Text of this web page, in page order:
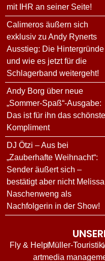
mit IHR an seiner Seite!
Calimeros äußern sich
exklusiv zu Andy Rynerts
Ausstieg: Die Hintergründe
und wie es jetzt für die
Schlagerband weitergeht!
Andy Borg über neue
„Sommer-Spaß“-Ausgabe:
Das ist für ihn das schönste
Kompliment
DJ Ötzi – Aus bei
„Zauberhafte Weihnacht“:
Sender äußert sich –
bestätigt aber nicht Melissa
Naschenweng als
Nachfolgerin in der Show!
Fly & HelpMüller-Touristik
artmedia